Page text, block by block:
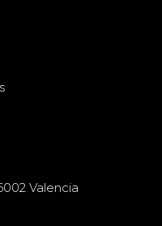
Valencia